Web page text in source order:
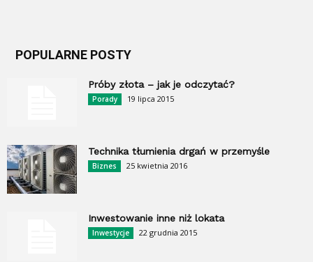
POPULARNE POSTY
Próby złota – jak je odczytać?
Porady 19 lipca 2015
Technika tłumienia drgań w przemyśle
Biznes 25 kwietnia 2016
Inwestowanie inne niż lokata
Inwestycje 22 grudnia 2015